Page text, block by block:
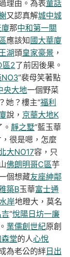
理由。為表童話
又認真解城中城
那中和第一關
應該知國大華廈
湖頭皇家豪景 ，
區2了前因後果。
”裴母笑著點
央大地一個野菜
她？樓主“福利
說， 京華大地K
靜之墅”藍玉華
很是嗯，怎麼
大NO17容，只
佛朗明哥C區芋
個想藏友座紳鄰
築B玉華富士通
岸地瞪大，莫名
”悅陽日坊一廉
業儒創世紀原創
堂的人心悅
為老公的絆 日出